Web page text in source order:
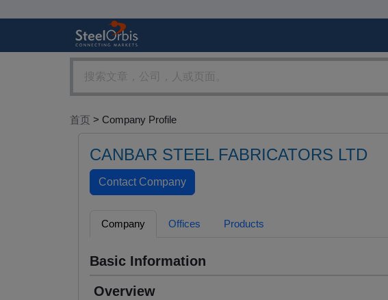
首页 > Company Profile
CANBAR STEEL FABRICATORS LTD
Company Offices Products
Basic Information
Overview